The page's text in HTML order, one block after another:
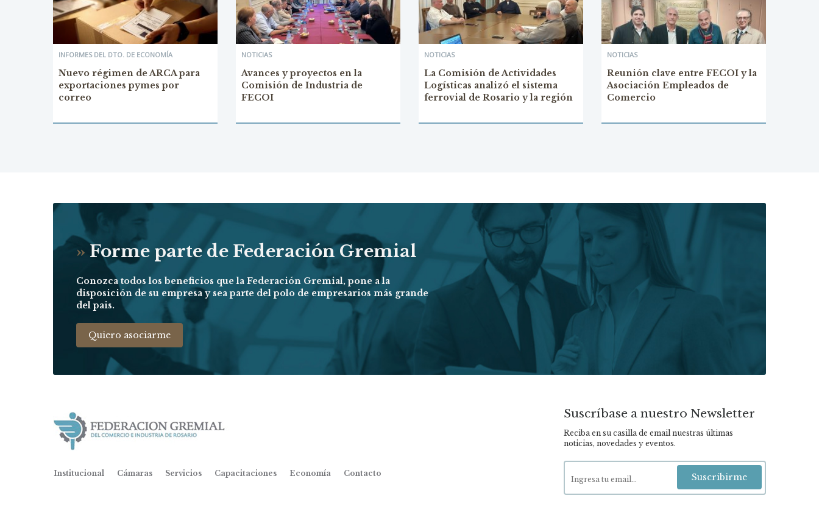
INFORMES DEL DTO. DE ECONOMÍA
Nuevo régimen de ARCA para
exportaciones pymes por
correo
NOTICIAS
Avances y proyectos en la
Comisión de Industria de
FECOI
NOTICIAS
La Comisión de Actividades
Logísticas analizó el sistema
ferrovial de Rosario y la región
NOTICIAS
Reunión clave entre FECOI y la
Asociación Empleados de
Comercio
» Forme parte de Federación Gremial
Conozca todos los beneficios que la Federación Gremial, pone a la
disposición de su empresa y sea parte del polo de empresarios más grande
del pais.
Quiero asociarme
Institucional Cámaras Servicios Capacitaciones Economía Contacto
Suscríbase a nuestro Newsletter
Reciba en su casilla de email nuestras últimas
noticias, novedades y eventos.
Suscribirme